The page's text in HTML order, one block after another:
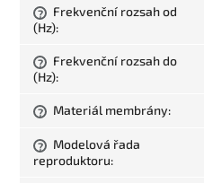
?
Frekvenční rozsah od
(Hz):
?
Frekvenční rozsah do
(Hz):
? Materiál membrány:
?
Modelová řada
reproduktoru: